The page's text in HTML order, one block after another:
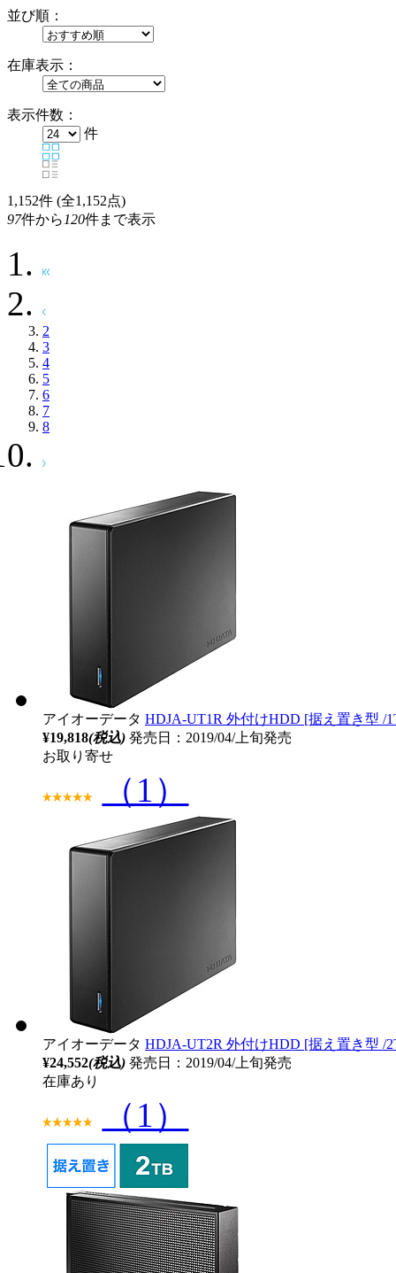
並び順：
在庫表示：
表示件数：
件
1,152件 (全1,152点)
97件から 120件まで表示
2
3
4
5
6
7
8
アイオーデータ HDJA-UT1R 外付けHDD [据え置き型 /
¥19,818(税込) 発売日：2019/04/上旬発売
お取り寄せ
（1）
アイオーデータ HDJA-UT2R 外付けHDD [据え置き型 /
¥24,552(税込) 発売日：2019/04/上旬発売
在庫あり
（1）